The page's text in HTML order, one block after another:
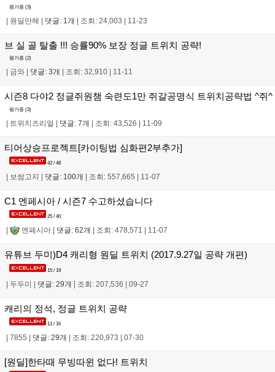
평가중 (3)
| 원딜만해 | 댓글: 1개 | 조회: 24,003 | 11-23
브 실 골 탈출 !!! 승률90% 보장 정글 트위치 공략!
평가중 (2)
금와 댓글: 3개 조회: 32,910 11-11
시즌8 다야2 정글쥐원챔 숙련도1만 쥐갈공명식 트위치공략법 ^쥐^
평가중 (3)
| 트위치즈리얼 | 댓글: 7개 | 조회: 43,526 | 11-09
티어상승프로젝트[카이팅법 심화편2부추가]
42 / 48
보쌈고지 댓글: 100개 조회: 557,665 11-07
C1 엔페시아 / 시즌7 수고하셨습니다
25 / 40
엔페시아 댓글: 62개 조회: 478,571 11-07
유튜브 두미)D4 캐리형 원딜 트위치 (2017.9.27일 공략 개편)
15 / 19
| 두두미 | 댓글: 29개 | 조회: 207,536 | 09-27
캐리의 정석, 정글 트위치 공략
11 / 16
7855 댓글: 29개 조회: 220,973 07-30
[원딜]한타때 무빙따윈 없다! 트위치